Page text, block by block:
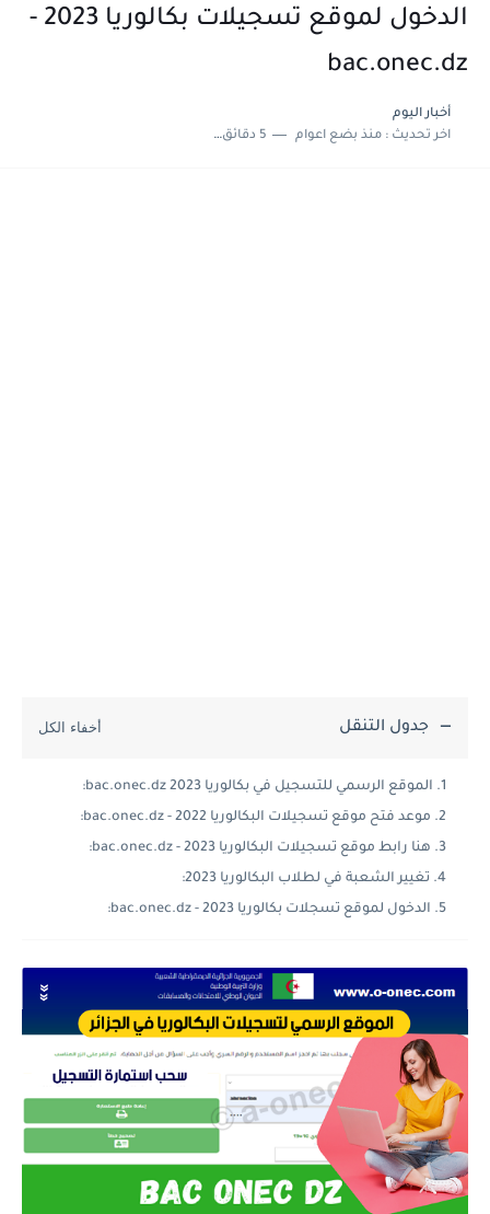
هنا فضاء الأولياء لنتائج التعليم الابتدائي الفصل الأول 2023 tharwa... الدخول لموقع تسجيلات بكالوريا 2023 -
bac.onec.dz
أخبار اليوم
اخر تحديث :منذ بضع اعوام 5 دقائق للقراءة
جدول التنقل
الموقع الرسمي للتسجيل في بكالوريا 2023 bac.onec.dz:
موعد فتح موقع تسجيلات البكالوريا 2022 - bac.onec.dz:
هنا رابط موقع تسجيلات البكالوريا 2023 - bac.onec.dz:
تغيير الشعبة في لطلاب البكالوريا 2023:
الدخول لموقع تسجلات بكالوريا 2023 - bac.onec.dz: